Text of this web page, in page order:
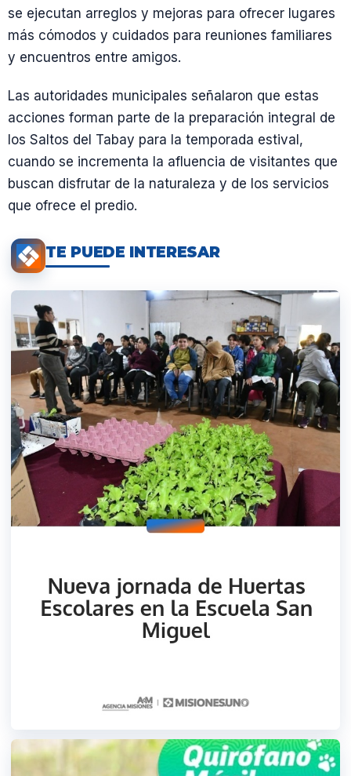
se ejecutan arreglos y mejoras para ofrecer lugares
más cómodos y cuidados para reuniones familiares
y encuentros entre amigos.
Las autoridades municipales señalaron que estas
acciones forman parte de la preparación integral de
los Saltos del Tabay para la temporada estival,
cuando se incrementa la afluencia de visitantes que
buscan disfrutar de la naturaleza y de los servicios
que ofrece el predio.
TE PUEDE INTERESAR